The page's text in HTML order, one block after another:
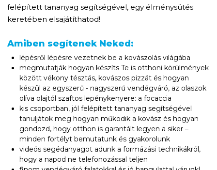
felépített tananyag segítségével, egy élménysütés
keretében elsajátíthatod!
Amiben segítenek Neked:
lépésről lépésre vezetnek be a kovászolás világába
megmutatják hogyan készíts Te is otthoni körülmények
között vékony tésztás, kovászos pizzát és hogyan
készül az egyszerű - nagyszerű vendégváró, az olaszok
olíva olajtól szaftos lepénykenyere: a focaccia
kis csoportban, jól felépített tananyag segítségével
tanuljátok meg hogyan működik a kovász és hogyan
gondozd, hogy otthon is garantált legyen a siker –
minden fortélyt bemutatunk és gyakorolunk
videós segédanyagot adunk a formázási technikákról,
hogy a napod ne telefonozással teljen